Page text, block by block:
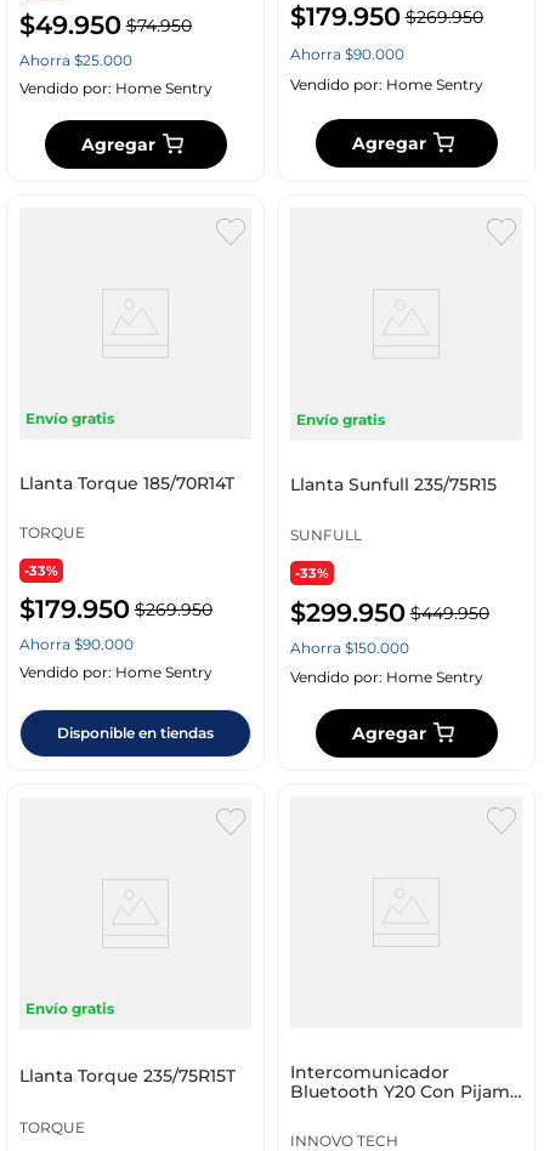
$49.950 $74.950
Ahorra $25.000
Vendido por: Home Sentry
Agregar
$179.950 $269.950
Ahorra $90.000
Vendido por: Home Sentry
Agregar
Envío gratis
Llanta Torque 185/70R14T
TORQUE
-33%
$179.950 $269.950
Ahorra $90.000
Vendido por: Home Sentry
Disponible en tiendas
Envío gratis
Llanta Sunfull 235/75R15
SUNFULL
-33%
$299.950 $449.950
Ahorra $150.000
Vendido por: Home Sentry
Agregar
Envío gratis
Llanta Torque 235/75R15T
TORQUE
Intercomunicador
Bluetooth Y20 Con Pijama
INNOVO TECH